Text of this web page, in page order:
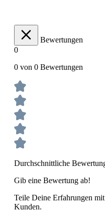
Bewertungen
0
0 von 0 Bewertungen
Durchschnittliche
Gib eine Bewertung ab!
Teile Deine Erfahrungen
Kunden.